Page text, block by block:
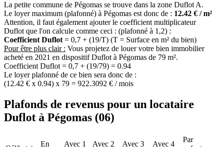
La petite commune de Pégomas se trouve dans la zone Duflot A.
Le loyer maximum (plafonné) à Pégomas est donc de : 12.42 € / m²
Attention, il faut également ajouter le coefficient multiplicateur
Duflot que l'on calcule comme ceci : (plafonné à 1,2) :
Coefficient Duflot = 0,7 + (19/T) (T = Surface en m² du bien)
Pour être plus clair : Vous projetez de louer votre bien immobilier
acheté en 2021 en dispositif Duflot à Pégomas de 79 m².
Coefficient Duflot = 0,7 + (19/79) = 0.94
Le loyer plafonné de ce bien sera donc de :
(12.42 € x 0.94) x 79 = 922.3092 € / mois
Plafonds de revenus pour un locataire
Duflot à Pégomas (06)
En Avec 1 Avec 2 Avec 3 Avec 4
Par